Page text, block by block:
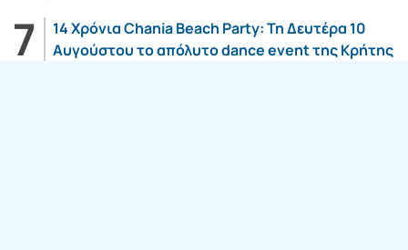
14 Χρόνια Chania Beach Party: Τη Δευτέρα 10
Αυγούστου το απόλυτο dance event της Κρήτης